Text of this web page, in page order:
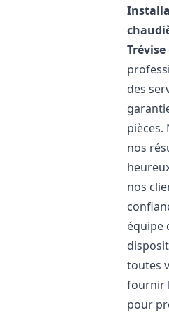
Trévise
des
pièces.
nos
nos
équipe
toutes
fournir
pour